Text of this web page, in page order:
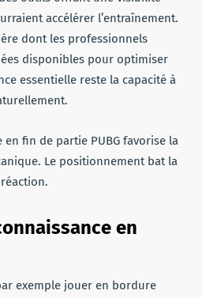
accélérer l’entraînement.
dont les professionnels
disponibles pour optimiser
essentielle reste la capacité à
fin de partie PUBG favorise la
Le positionnement bat la
en
exemple jouer en bordure